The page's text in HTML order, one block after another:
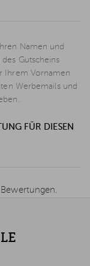
Namen und
Gutscheins
Ihrem Vornamen
Werbemails und
FÜR DIESEN